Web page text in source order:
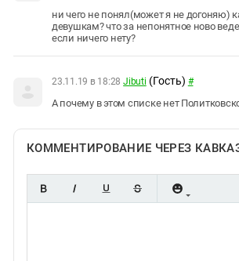
ни чего не понял(может я не догоняю)
девушкам? что за непонятное ново
если ничего нету?
23.11.19 в 18:28 Jibuti (Гость) #
А почему в этом списке нет
КОММЕНТИРОВАНИЕ ЧЕРЕЗ